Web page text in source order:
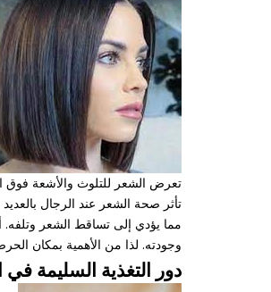
تعرض الشعر للتلوث والأشعة فوق
تأثر صحة الشعر عند الرجال
مما يؤدي إلى تساقط الشعر وتلفه.
وجودته. لذا من الأهمية بمكان
دور التغذية السليمة